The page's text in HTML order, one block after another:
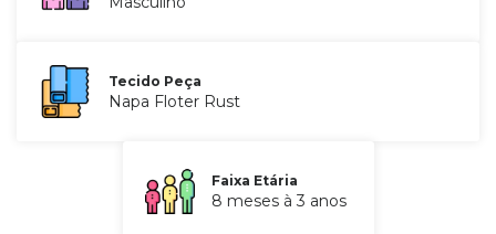
Tecido Peça
Napa Floter Rust
Faixa Etária
8 meses à 3 anos